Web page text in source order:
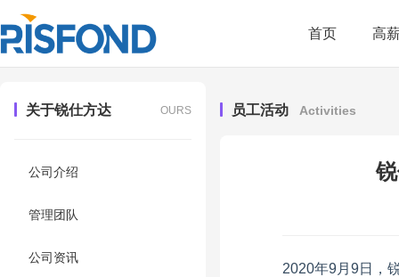
首页 高
关于锐仕方达 OURS
公司介绍
管理团队
公司资讯
员工活动 Activities
2020年9月9日，